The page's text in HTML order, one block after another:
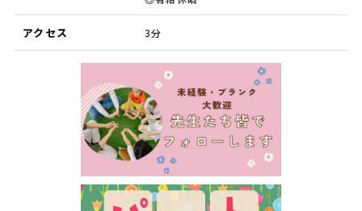
アクセス 3分